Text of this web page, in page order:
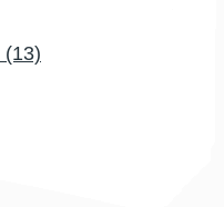
(13)